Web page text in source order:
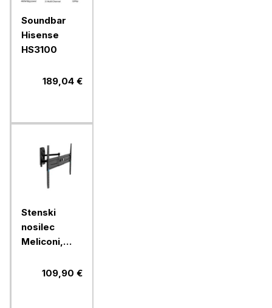
Soundbar
Hisense
HS3100
189,04 €
Stenski
nosilec
Meliconi,
FDRP600,
109,90 €